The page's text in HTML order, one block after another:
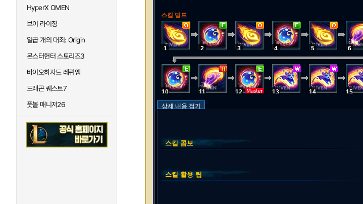
HyperX OMEN
브이 라이징
일곱 개의 대죄: Origin
몬스터헌터 스토리즈3
바이오하자드 레퀴엠
드래곤 퀘스트7
풋볼 매니저26
스킬 빌드
1 2 3 4 5 6
10 11 12 13 14 15
상세 내용 접기
스킬 콤보
스킬 활용 팁